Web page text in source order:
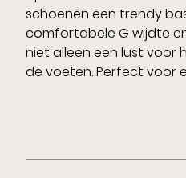
schoenen een trendy
comfortabele G wijdte
niet alleen een lust voor
de voeten. Perfect voor